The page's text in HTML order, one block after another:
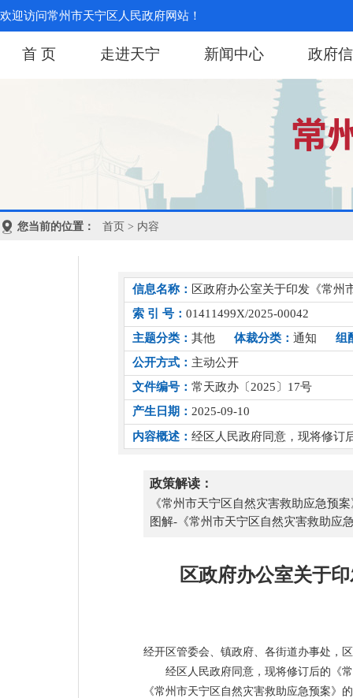
欢迎访问常州市天宁区人民政府网站！
首 页 走进天宁 新闻中心 政府
您当前的位置： 首页 > 内容
信息名称： 区政府办公室关于印发《常州
索 引 号： 01411499X/2025-00042
主题分类： 其他 体裁分类： 通知
组
公开方式： 主动公开
文件编号： 常天政办〔2025〕17号
产生日期： 2025-09-10
内容概述： 经区人民政府同意，现将修订
政策解读：
《常州市天宁区自然灾害救助应急预
图解-《常州市天宁区自然灾害救助应
区政府办公室关于
经开区管委会、镇政府、各街道办事处，
经区人民政府同意，现将修订后的《
《常州市天宁区自然灾害救助应急预案》